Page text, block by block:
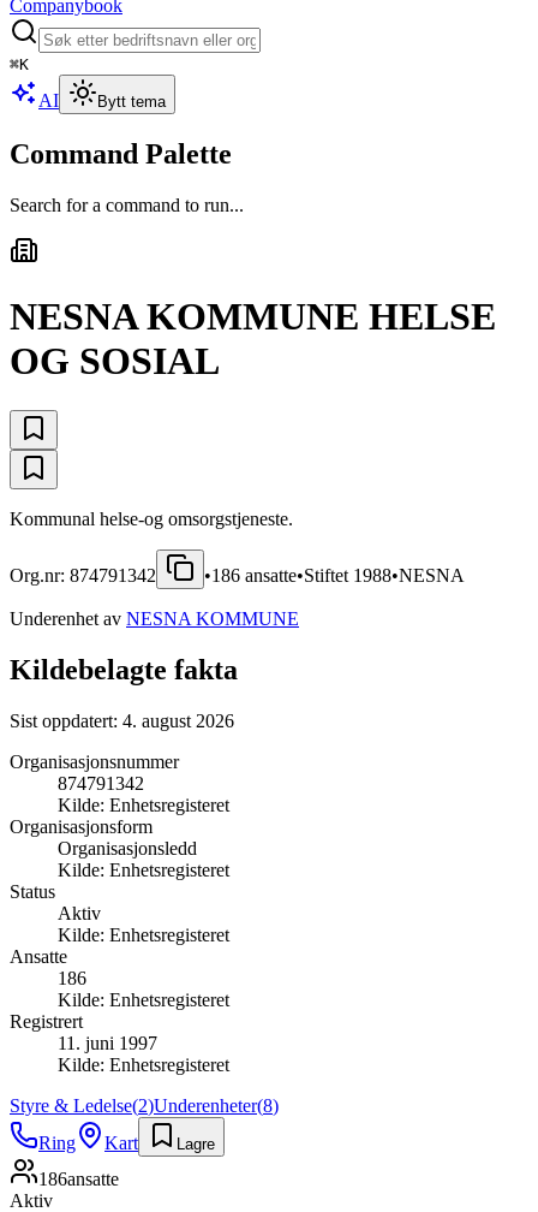
Companybook
⌘K
AI Bytt tema
Command Palette
Search for a command to run...
NESNA KOMMUNE HELSE
OG SOSIAL
Kommunal helse-og omsorgstjeneste.
Org.nr: 874791342 •186 ansatte•Stiftet 1988•NESNA
Underenhet av NESNA KOMMUNE
Kildebelagte fakta
Sist oppdatert: 4. august 2026
Organisasjonsnummer
874791342
Kilde: Enhetsregisteret
Organisasjonsform
Organisasjonsledd
Kilde: Enhetsregisteret
Status
Aktiv
Kilde: Enhetsregisteret
Ansatte
186
Kilde: Enhetsregisteret
Registrert
11. juni 1997
Kilde: Enhetsregisteret
Styre & Ledelse(2)Underenheter(8)
Ring
Kart Lagre
186ansatte
Aktiv